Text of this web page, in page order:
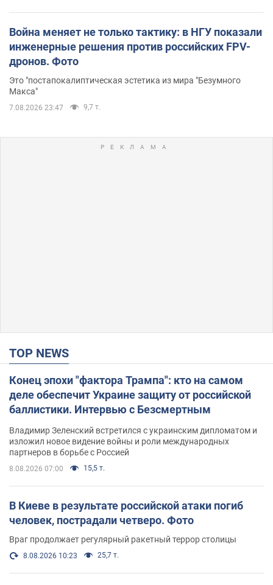
Война меняет не только тактику: в НГУ показали
инженерные решения против российских FPV-
дронов. Фото
Это "постапокалиптическая эстетика из мира "Безумного
Макса"
7.08.2026 23:47 9,7 т.
TOP NEWS
Конец эпохи "фактора Трампа": кто на самом
деле обеспечит Украине защиту от российской
баллистики. Интервью с Безсмертным
Владимир Зеленский встретился с украинским дипломатом и
изложил новое видение войны и роли международных
партнеров в борьбе с Россией
8.08.2026 07:00 15,5 т.
В Киеве в результате российской атаки погиб
человек, пострадали четверо. Фото
Враг продолжает регулярный ракетный террор столицы
8.08.2026 10:23 25,7 т.